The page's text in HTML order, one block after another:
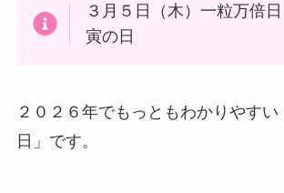
３月５日（木）一粒万倍日
寅の日
２０２６年でもっともわかりやすい
日」です。